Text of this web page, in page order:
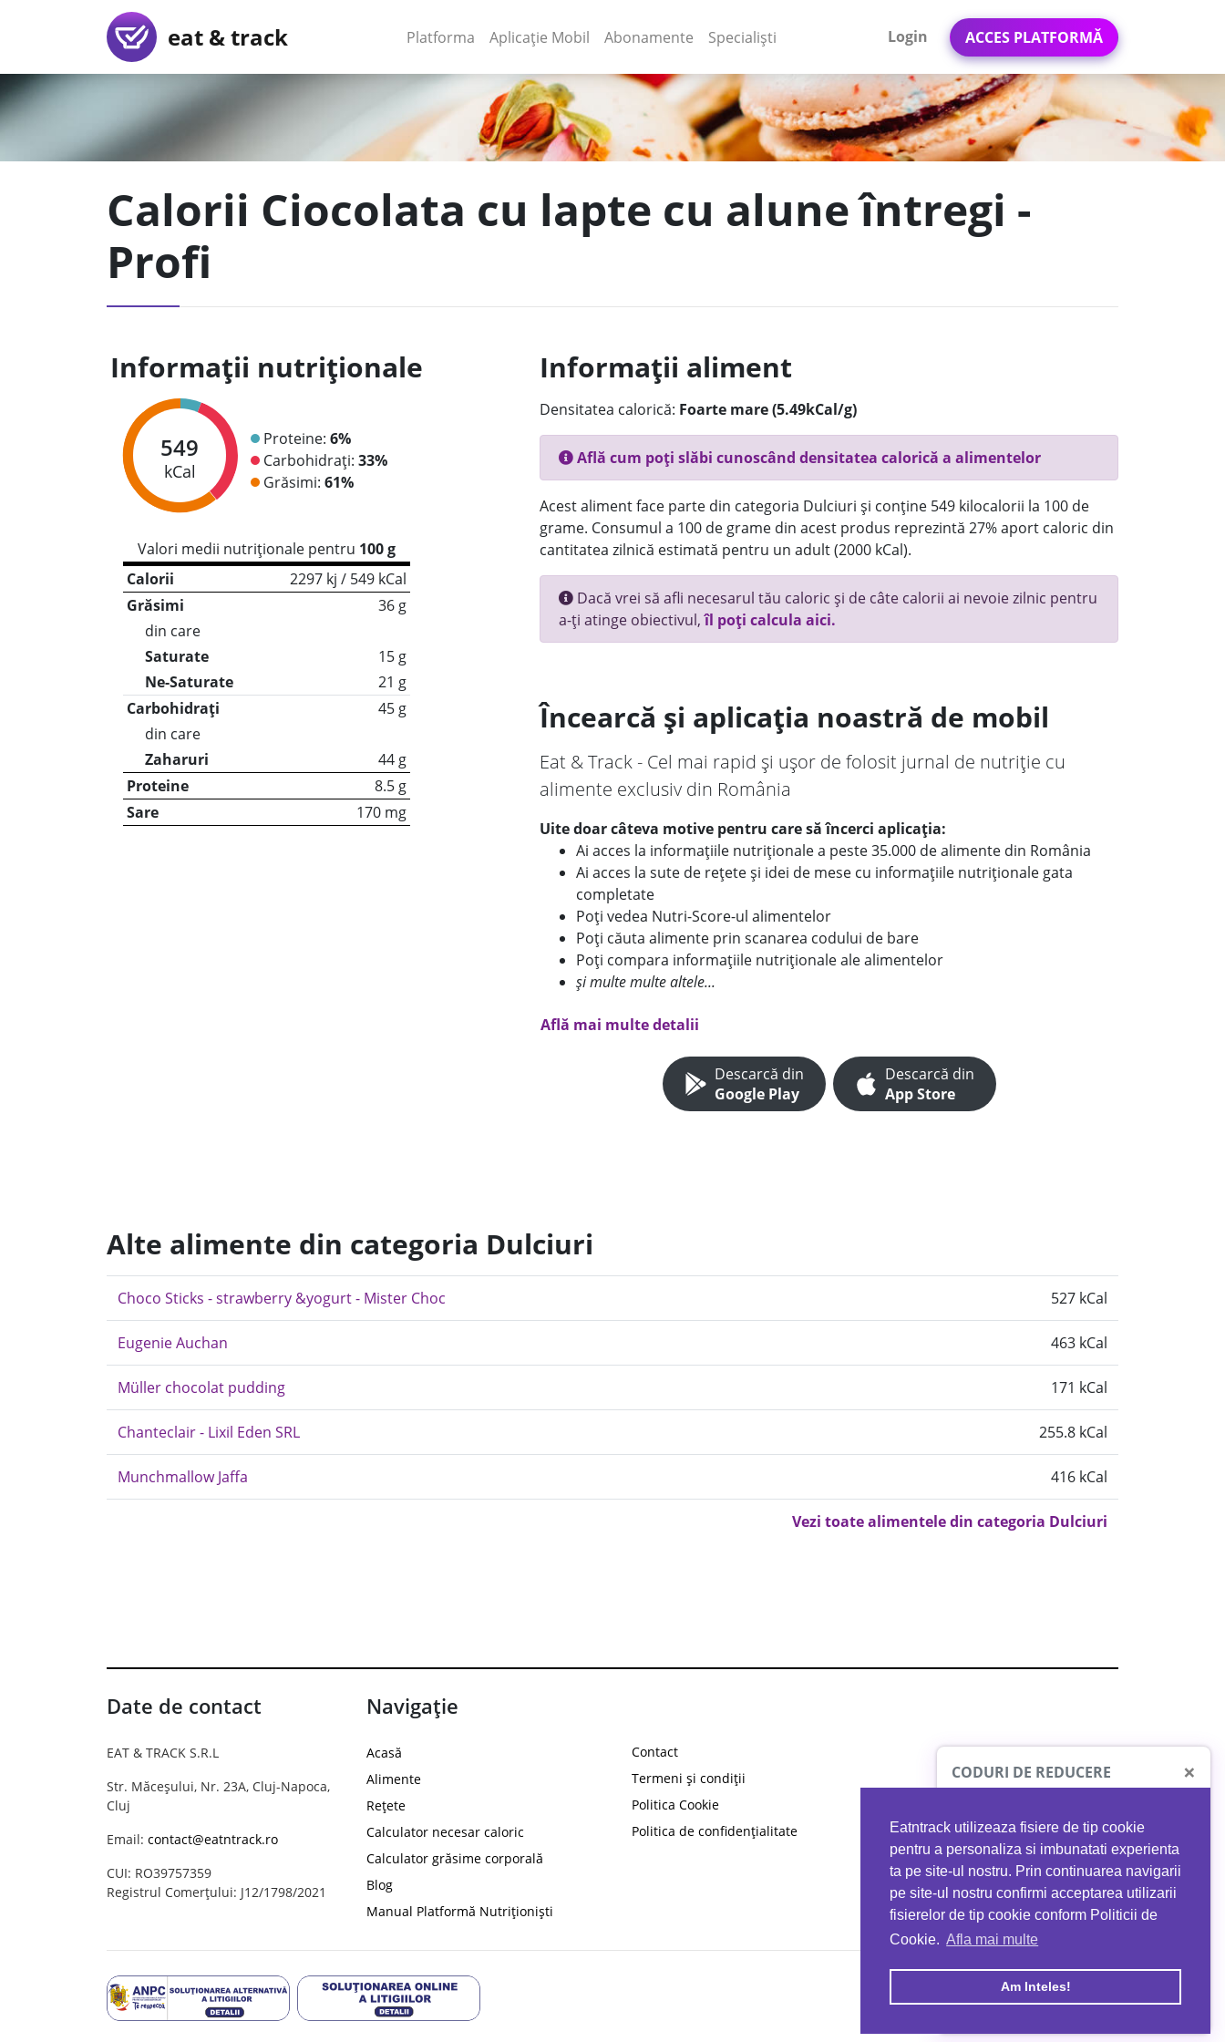
Eatntrack utilizeaza fisiere de tip cookie
pentru a personaliza si imbunatati experienta
ta pe site-ul nostru. Prin continuarea navigarii
pe site-ul nostru confirmi acceptarea utilizarii
fisierelor de tip cookie conform Politicii de
Cookie. Afla mai multe
Am Inteles!
eat & track Platforma (current)
Aplicație Mobil (current)
Abonamente Specialiști Login ACCES PLATFORMĂ
Calorii Ciocolata cu lapte cu alune întregi -
Profi
Informații nutriționale
549
kCal
Proteine: 6%
Carbohidrați: 33%
Grăsimi: 61%
Valori medii nutriționale pentru 100 g
Calorii
2297 kj / 549 kCal
Grăsimi
36 g
din care
Saturate
15 g
Ne-Saturate
21 g
Carbohidrați
45 g
din care
Zaharuri
44 g
Proteine
8.5 g
Sare
170 mg
Informații aliment
Densitatea calorică: Foarte mare (5.49kCal/g)
Află cum poți slăbi cunoscând densitatea calorică a alimentelor
Acest aliment face parte din categoria Dulciuri și conține 549 kilocalorii la 100 de
grame. Consumul a 100 de grame din acest produs reprezintă 27% aport caloric din
cantitatea zilnică estimată pentru un adult (2000 kCal).
Dacă vrei să afli necesarul tău caloric și de câte calorii ai nevoie zilnic pentru
a-ți atinge obiectivul,îl poți calcula aici.
Încearcă și aplicația noastră de mobil
Eat & Track - Cel mai rapid și ușor de folosit jurnal de nutriție cu
alimente exclusiv din România
Uite doar câteva motive pentru care să încerci aplicația:
Ai acces la informațiile nutriționale a peste 35.000 de alimente din România
Ai acces la sute de rețete și idei de mese cu informațiile nutriționale gata
completate
Poți vedea Nutri-Score-ul alimentelor
Poți căuta alimente prin scanarea codului de bare
Poți compara informațiile nutriționale ale alimentelor
și multe multe altele...
Află mai multe detalii
Descarcă din
Google Play
Descarcă din
App Store
Alte alimente din categoria Dulciuri
Choco Sticks - strawberry &yogurt - Mister Choc 527 kCal
Eugenie Auchan 463 kCal
Müller chocolat pudding 171 kCal
Chanteclair - Lixil Eden SRL 255.8 kCal
Munchmallow Jaffa 416 kCal
Vezi toate alimentele din categoria Dulciuri
Date de contact
EAT & TRACK S.R.L
Str. Măceșului, Nr. 23A, Cluj-Napoca,
Cluj
Email: contact@eatntrack.ro
CUI: RO39757359
Registrul Comerțului: J12/1798/2021
Navigație
Acasă
Alimente
Rețete
Calculator necesar caloric
Calculator grăsime corporală
Blog
Manual Platformă Nutriționiști
Contact
Termeni și condiții
Politica Cookie
Politica de confidențialitate
CODURI DE REDUCERE ×
PROTO41
reducere la orice comandă
EATNTRACK
MYPROTEIN
Ai40%reducere la orice comandă
folosind codul EATTRACK